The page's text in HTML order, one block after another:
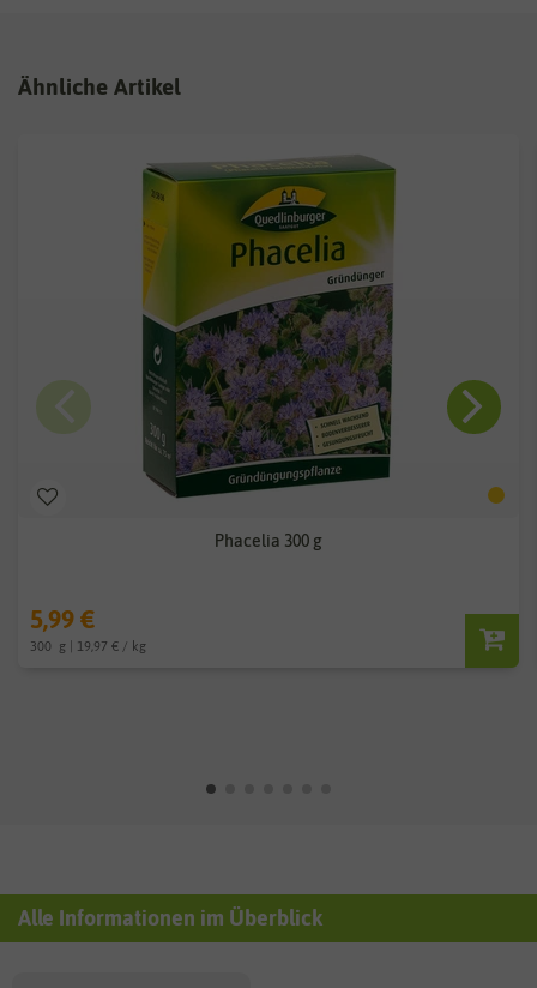
Ähnliche Artikel
Phacelia 300 g
5,99 €
300 g | 19,97 € / kg
Alle Informationen im Überblick